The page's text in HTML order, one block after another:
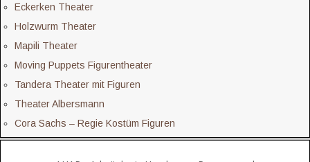
Eckerken Theater
Holzwurm Theater
Mapili Theater
Moving Puppets Figurentheater
Tandera Theater mit Figuren
Theater Albersmann
Cora Sachs – Regie Kostüm Figuren